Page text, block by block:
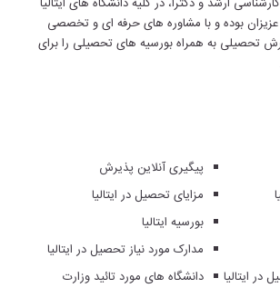
بوده و با مشاوره های حرفه ای و تخصصی
تحصیلی به همراه بورسیه های تحصیلی را برای
پیگیری آنلاین پذیرش
مزایای تحصیل در ایتالیا
بورسیه ایتالیا
مدارک مورد نیاز تحصیل در ایتالیا
دانشگاه های مورد تائید وزارت
ایتالیا